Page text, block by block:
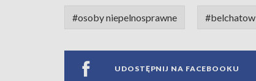
#osoby niepelnosprawne #belchatow
UDOSTĘPNIJ NA FACEBOOKU